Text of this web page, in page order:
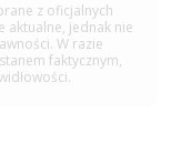
z oficjalnych
aktualne, jednak nie
W razie
faktycznym,